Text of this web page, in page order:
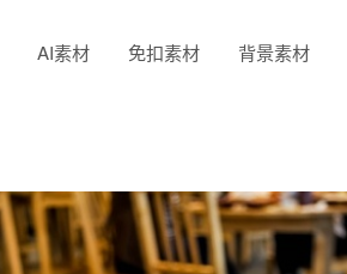
AI素材 免扣素材 背景素材